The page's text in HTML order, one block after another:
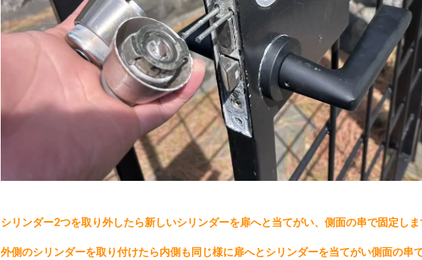
シリンダー2つを取り外したら新しいシリンダーを扉へと当てがい、側面の串で固定しま
外側のシリンダーを取り付けたら内側も同じ様に扉へとシリンダーを当てがい側面の串